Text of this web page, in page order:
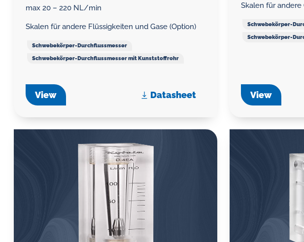
max 20 – 220 NL/min
Skalen für andere Flüssigkeiten und Gase (Option)
Schwebekörper-Durchflussmesser
Schwebekörper-Durchflussmesser mit Kunststoffrohr
View Datasheet
Skalen für andere
Schwebekörper-
Schwebekörper-
View